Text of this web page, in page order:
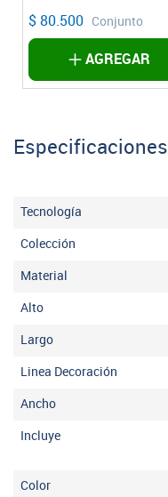
$ 80.500 Conjunto
AGREGAR
Especificaciones
Tecnología
Colección
Material
Alto
Largo
Linea Decoración
Ancho
Incluye
Color